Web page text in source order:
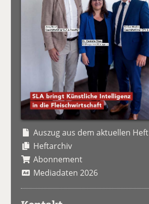
Auszug aus dem aktuellen Heft
Heftarchiv
Abonnement
Mediadaten 2026